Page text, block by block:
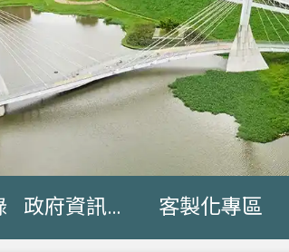
政府資訊公開 客製化專區